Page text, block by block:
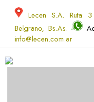
Lecen S.A. Ruta
Belgrano, Bs.As.
info@lecen.com.ar